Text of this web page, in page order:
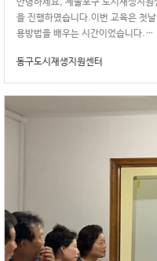
을 진행하였습니다.이번 교육은 첫
용방법을 배우는 시간이었습니다.…
동구도시재생지원센터